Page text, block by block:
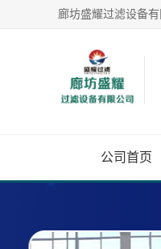
公司首页